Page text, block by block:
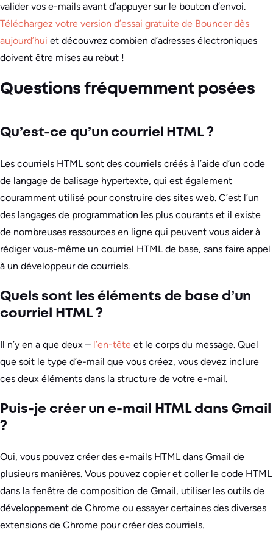
valider vos e-mails avant d’appuyer sur le bouton d’envoi.
Téléchargez votre version d’essai gratuite de Bouncer dès
aujourd’hui et découvrez combien d’adresses électroniques
doivent être mises au rebut !
Questions fréquemment posées
Qu’est-ce qu’un courriel HTML ?
Les courriels HTML sont des courriels créés à l’aide d’un code
de langage de balisage hypertexte, qui est également
couramment utilisé pour construire des sites web. C’est l’un
des langages de programmation les plus courants et il existe
de nombreuses ressources en ligne qui peuvent vous aider à
rédiger vous-même un courriel HTML de base, sans faire appel
à un développeur de courriels.
Quels sont les éléments de base d’un
courriel HTML ?
Il n’y en a que deux – l’en-tête et le corps du message. Quel
que soit le type d’e-mail que vous créez, vous devez inclure
ces deux éléments dans la structure de votre e-mail.
Puis-je créer un e-mail HTML dans Gmail
?
Oui, vous pouvez créer des e-mails HTML dans Gmail de
plusieurs manières. Vous pouvez copier et coller le code HTML
dans la fenêtre de composition de Gmail, utiliser les outils de
développement de Chrome ou essayer certaines des diverses
extensions de Chrome pour créer des courriels.